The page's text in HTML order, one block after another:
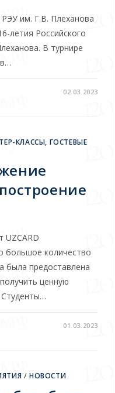
им. Г.В. Плеханова
летия Российского
В турнире
02.03.2023
КЛАССЫ, ГОСТЕВЫЕ
UZCARD
большое количество
была предоставлена
ценную
01.03.2023
/НОВОСТИ